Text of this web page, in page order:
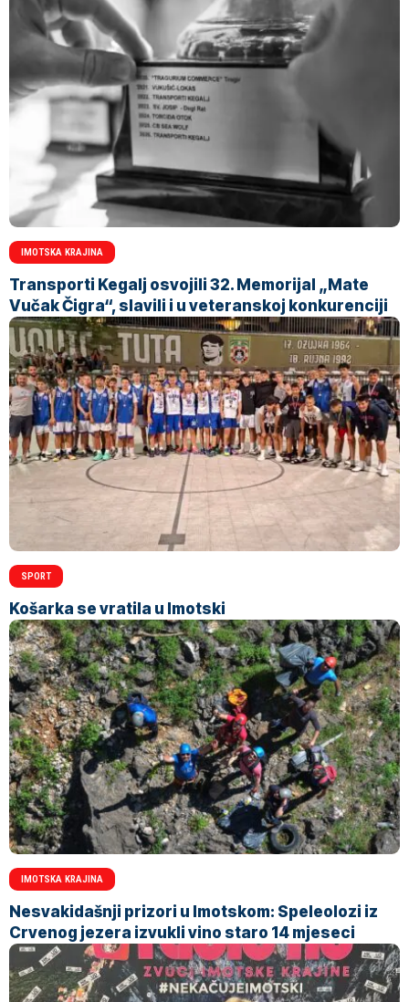
IMOTSKA KRAJINA
Transporti Kegalj osvojili 32. Memorijal „Mate
Vučak Čigra“, slavili i u veteranskoj konkurenciji
SPORT
Košarka se vratila u Imotski
IMOTSKA KRAJINA
Nesvakidašnji prizori u Imotskom: Speleolozi iz
Crvenog jezera izvukli vino staro 14 mjeseci